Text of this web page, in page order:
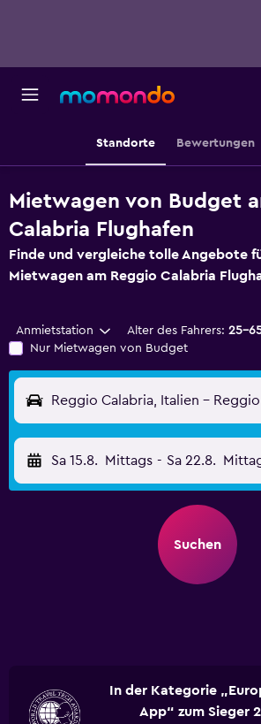
Standorte Bewertungen
Mietwagen von Budget
Calabria Flughafen
Finde und vergleiche tolle Angebote
Mietwagen am Reggio Calabria
Anmietstation Alter des Fahrers: 25-
Nur Mietwagen von Budget
Reggio Calabria, Italien - Reggio
Sa 15.8. Mittags - Sa 22.8.
Suchen
In der Kategorie
App“ zum Sieger